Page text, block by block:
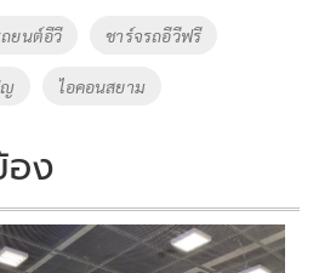
ยนต์อีวี ชาร์จรถอีวีฟรี
ญ ไอคอนสยาม
อง